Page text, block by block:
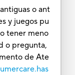
o ant
y juegos pu
tener meno
o pregunta,
de Ate